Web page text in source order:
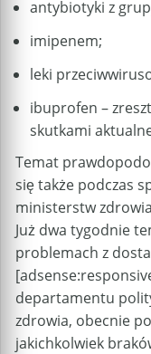
antybiotyki z
imipenem;
leki
ibuprofen –
skutkami
Temat
się także podczas
ministerstw
Już dwa tygodnie
problemach z
departamentu
zdrowia, obecnie
jakichkolwiek